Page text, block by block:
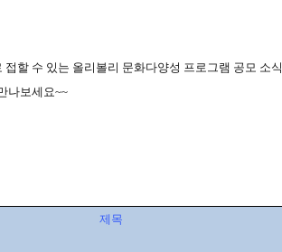
접할 수 있는 올리볼리 문화다양성 프로그램 공모 소식
나보세요~~
제목